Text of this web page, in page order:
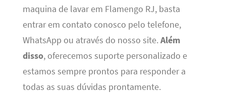
maquina de lavar em Flamengo RJ, basta
entrar em contato conosco pelo telefone,
WhatsApp ou através do nosso site. Além
disso, oferecemos suporte personalizado e
estamos sempre prontos para responder a
todas as suas dúvidas prontamente.